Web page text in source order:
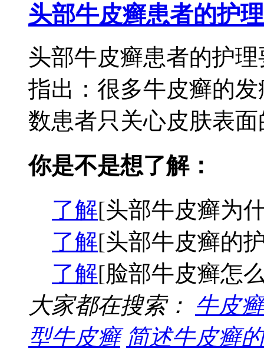
头部牛皮癣患者的护理
头部牛皮癣患者的护
指出：很多牛皮癣的
数患者只关心皮肤表
你是不是想了解：
了解[头部牛皮癣为
了解[头部牛皮癣的
了解[脸部牛皮癣怎
大家都在搜索： 牛皮
型牛皮癣 简述牛皮癣